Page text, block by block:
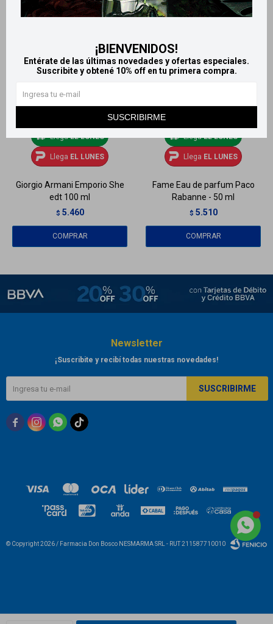
¡BIENVENIDOS!
Entérate de las últimas novedades y ofertas especiales.
Suscribite y obtené 10% off en tu primera compra.
SUSCRIBIRME
LlegaEL LUNES
Llega EL LUNES
Giorgio Armani Emporio She
edt 100 ml
$ 5.460
LlegaEL LUNES
Llega EL LUNES
Fame Eau de parfum Paco
Rabanne - 50 ml
$ 5.510
Newsletter
¡Suscribite y recibí todas nuestras novedades!
SUSCRIBIRME
  
© Copyright 2026 / Farmacia Don Bosco NESMARMA SRL - RUT 211587710010